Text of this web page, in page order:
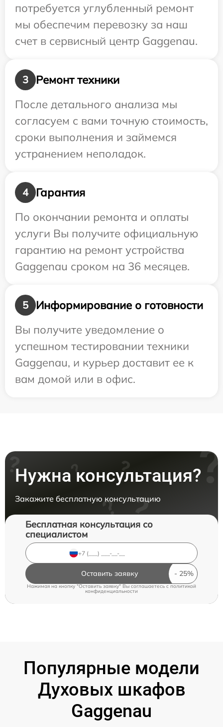
потребуется углубленный ремонт
мы обеспечим перевозку за наш
счет в сервисный центр Gaggenau.
3
Ремонт техники
После детального анализа мы
согласуем с вами точную стоимость,
сроки выполнения и займемся
устранением неполадок.
4
Гарантия
По окончании ремонта и оплаты
услуги Вы получите официальную
гарантию на ремонт устройства
Gaggenau сроком на 36 месяцев.
5
Информирование о готовности
Вы получите уведомление о
успешном тестировании техники
Gaggenau, и курьер доставит ее к
вам домой или в офис.
Нужна консультация?
Закажите бесплатную консультацию
Бесплатная консультация со
специалистом
Оставить заявку
Нажимая на кнопку "Оставить заявку" Вы соглашаетесь c политикой
конфиденциальности
Популярные модели
Духовых шкафов
Gaggenau